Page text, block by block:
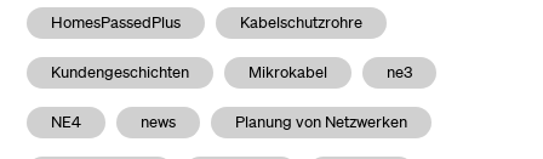
HomesPassedPlus Kabelschutzrohre
Kundengeschichten Mikrokabel ne3
NE4 news Planung von Netzwerken